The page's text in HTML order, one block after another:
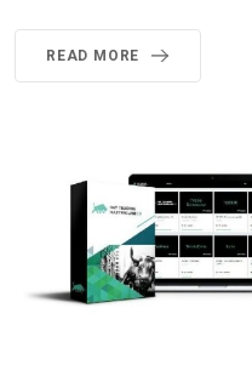
READ MORE